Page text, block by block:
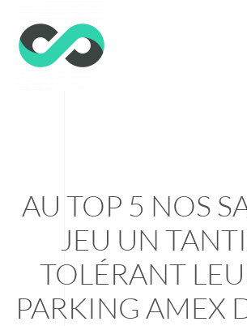
AU TOP 5 NOS
JEU UN
TOLÉRANT
PARKING AMEX